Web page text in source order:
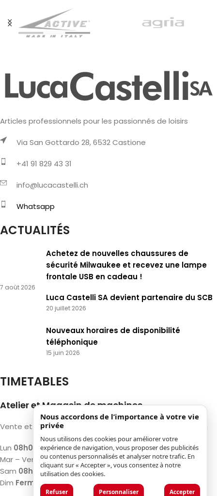
Articles professionnels pour les passionnés de loisirs
Via San Gottardo 28, 6532 Castione
+41 91 829 43 31
info@lucacastelli.ch
Whatsapp
ACTUALITÉS
Achetez de nouvelles chaussures de
sécurité Milwaukee et recevez une lampe
frontale USB en cadeau !
7 août 2026
Luca Castelli SA devient partenaire du SCB
20 juillet 2026
Nouveaux horaires de disponibilité
téléphonique
15 juin 2026
TIMETABLES
Atelier et Magasin de machines
Vente et réparation de machines et Bois de construction
Lun 08h00 – 12h00 / 13h00 – 17h00
Mar – Ven
07h30 – 12h00 / 13h00 – 18h00
Sam 08h00 – 12h00 / 13h00 – 17h00
Dim Fermé
Nous accordons de l’importance à votre vie
privée
Nous utilisons des cookies pour améliorer votre
expérience de navigation, vous proposer des publicités
ou contenus personnalisés et analyser notre trafic. En
cliquant sur « Accepter », vous consentez à notre
utilisation des cookies.
Refuser Personnaliser Accepter